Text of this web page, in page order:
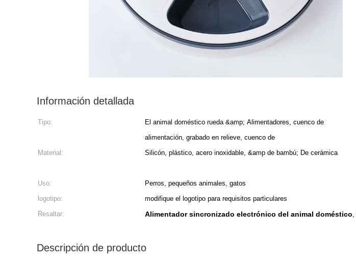
Información detallada
Tipo:
El animal doméstico rueda &amp; Alimentadores, cuenco de
alimentación, grabado en relieve, cuenco de
Material:
Silicón, plástico, acero inoxidable, &amp de bambú; De cerámica
Uso:
Perros, pequeños animales, gatos
logotipo:
modifique el logotipo para requisitos particulares
Resaltar:
Alimentador sincronizado electrónico del animal doméstico,
Descripción de producto